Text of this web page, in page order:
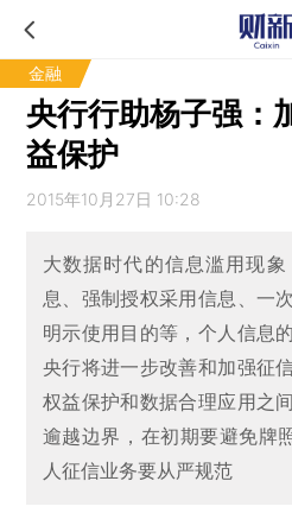
金融
央行行助杨子强：
益保护
2015年10月27日 10:28
大数据时代的信息滥用现
息、强制授权采用信息、一
明示使用目的等，个人信息
央行将进一步改善和加强征
权益保护和数据合理应用之
逾越边界，在初期要避免牌
人征信业务要从严规范